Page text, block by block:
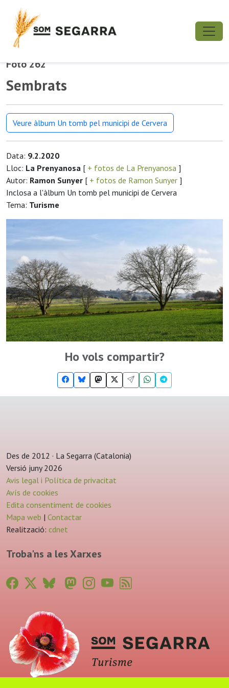
Foto 262
Sembrats
Veure àlbum Un tomb pel municipi de Cervera
Data: 9.2.2020
Lloc: La Prenyanosa [ + fotos de La Prenyanosa ]
Autor: Ramon Sunyer [ + fotos de Ramon Sunyer ]
Inclosa a l'àlbum Un tomb pel municipi de Cervera
Tema: Turisme
Ho vols compartir?
Des de 2012 · La Segarra (Catalonia)
Versió juny 2026
Avis legal i Política de privacitat
Avís de cookies
Edita consentiment de cookies
Mapa web | Contactar
Realització: cdnet
Troba'ns a les Xarxes